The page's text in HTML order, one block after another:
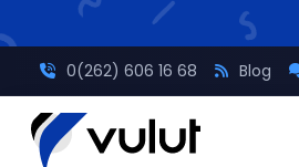
0(262) 606 16 68 Blog